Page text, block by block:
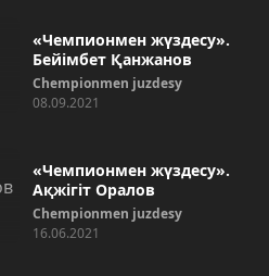
«Чемпионмен жүздесу».
Бейімбет Қанжанов
Chempionmen juzdesy
08.09.2021
«Чемпионмен жүздесу».
Ақжігіт Оралов
Chempionmen juzdesy
16.06.2021